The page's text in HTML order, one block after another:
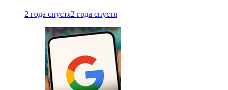
2 года спустя2 года спустя